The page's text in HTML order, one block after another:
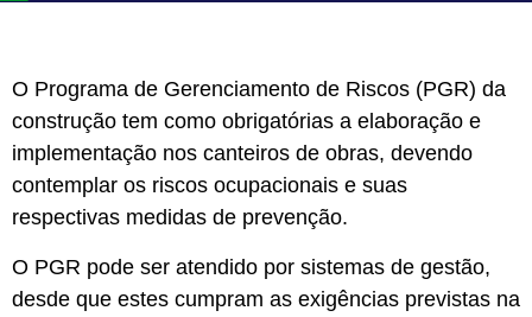
O Programa de Gerenciamento de Riscos (PGR) da
construção tem como obrigatórias a elaboração e
implementação nos canteiros de obras, devendo
contemplar os riscos ocupacionais e suas
respectivas medidas de prevenção.
O PGR pode ser atendido por sistemas de gestão,
desde que estes cumpram as exigências previstas na